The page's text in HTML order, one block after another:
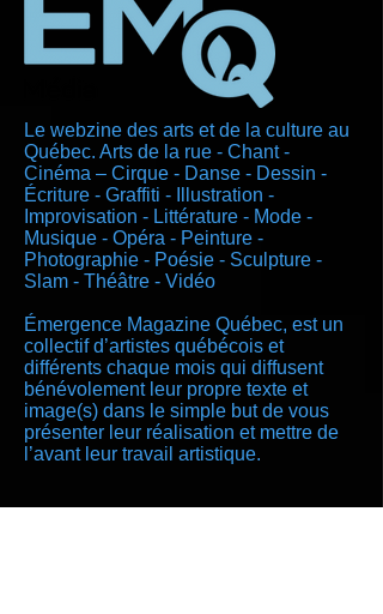
Le webzine des arts et de la culture au
Québec. Arts de la rue - Chant -
Cinéma – Cirque - Danse - Dessin -
Écriture - Graffiti - Illustration -
Improvisation - Littérature - Mode -
Musique - Opéra - Peinture -
Photographie - Poésie - Sculpture -
Slam - Théâtre - Vidéo
Émergence Magazine Québec, est un
collectif d’artistes québécois et
différents chaque mois qui diffusent
bénévolement leur propre texte et
image(s) dans le simple but de vous
présenter leur réalisation et mettre de
l’avant leur travail artistique.